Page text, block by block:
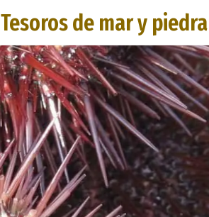
Tesoros de mar y piedra